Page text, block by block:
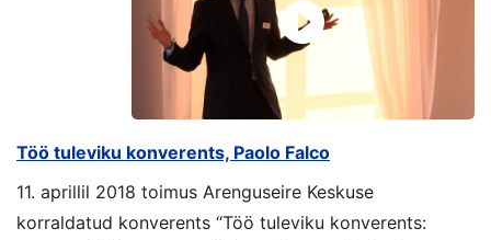
Töö tuleviku konverents, Paolo Falco
11. aprillil 2018 toimus Arenguseire Keskuse
korraldatud konverents “Töö tuleviku konverents: